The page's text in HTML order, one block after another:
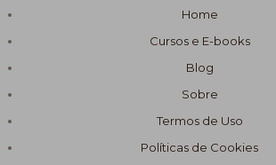
Home
Cursos e E-books
Blog
Sobre
Termos de Uso
Políticas de Cookies